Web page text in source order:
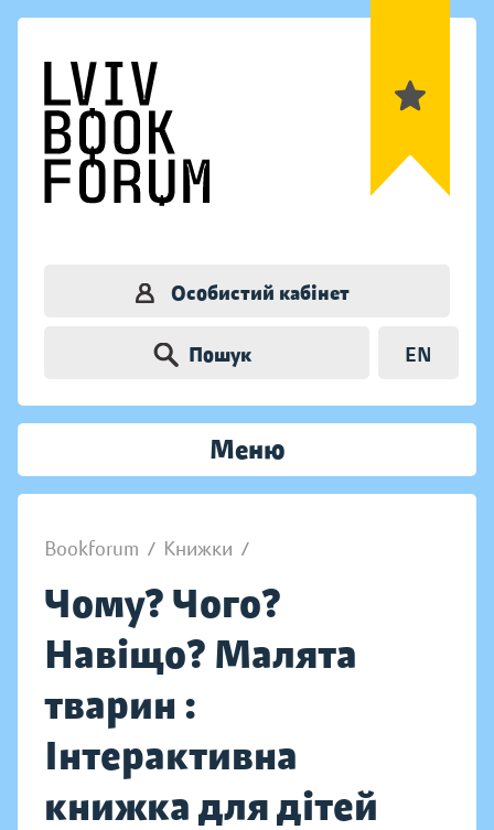
Особистий кабінет
Пошук EN
Меню
Bookforum / Книжки /
Чому? Чого?
Навіщо? Малята
тварин :
Інтерактивна
книжка для дітей